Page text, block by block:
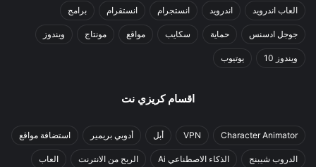
العاب اندرويد اندرويد انستجرام انستقرام برامج
جوجل ادسنس حماية سكايب مواقع مونتاج ويندوز
ويندوز 10 يوتيوب
اقسام كريزي نت
Character Animator
VPN أبل أدوبي بريمير استضافة مواقع
الدروب شيبنج الذكاء الاصطناعي Ai الربح من الانترنت العاب